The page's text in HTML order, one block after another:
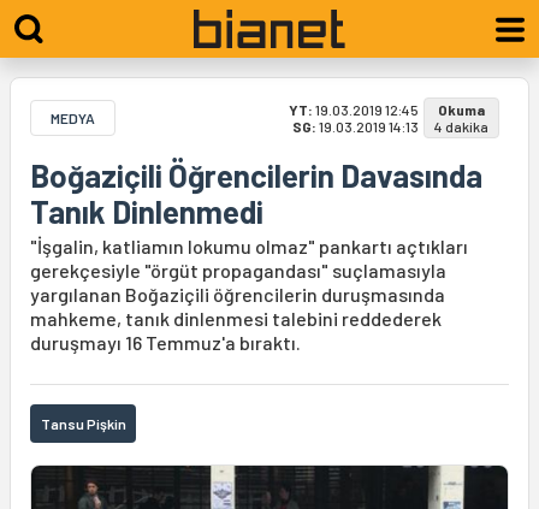
MEDYA YT: 19.03.2019 12:45
SG: 19.03.2019 14:13
Okuma
4 dakika
Boğaziçili Öğrencilerin Davasında
Tanık Dinlenmedi
"İşgalin, katliamın lokumu olmaz" pankartı açtıkları
gerekçesiyle "örgüt propagandası" suçlamasıyla
yargılanan Boğaziçili öğrencilerin duruşmasında
mahkeme, tanık dinlenmesi talebini reddederek
duruşmayı 16 Temmuz'a bıraktı.
Tansu Pişkin